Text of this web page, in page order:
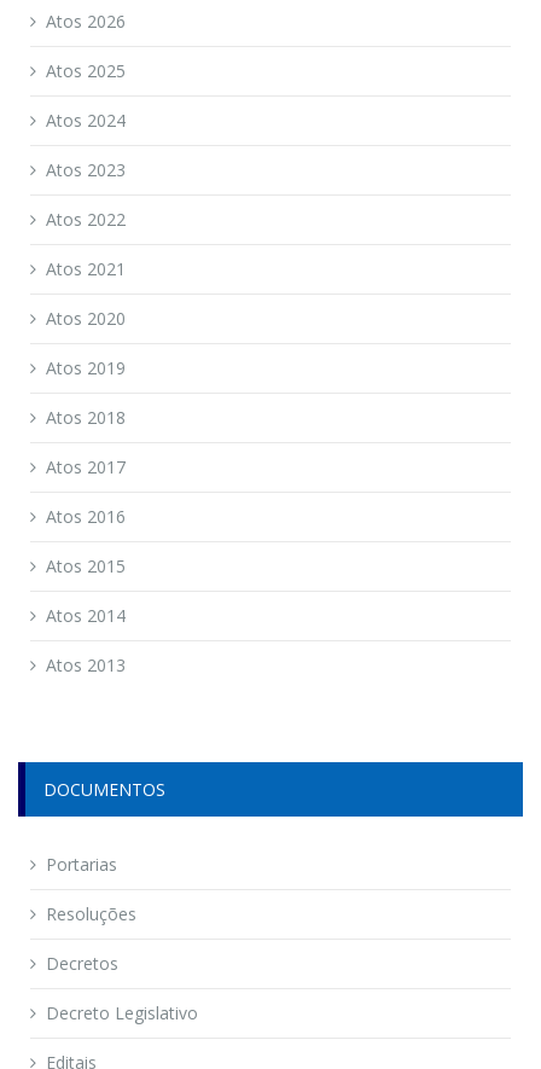
Atos 2026
Atos 2025
Atos 2024
Atos 2023
Atos 2022
Atos 2021
Atos 2020
Atos 2019
Atos 2018
Atos 2017
Atos 2016
Atos 2015
Atos 2014
Atos 2013
DOCUMENTOS
Portarias
Resoluções
Decretos
Decreto Legislativo
Editais